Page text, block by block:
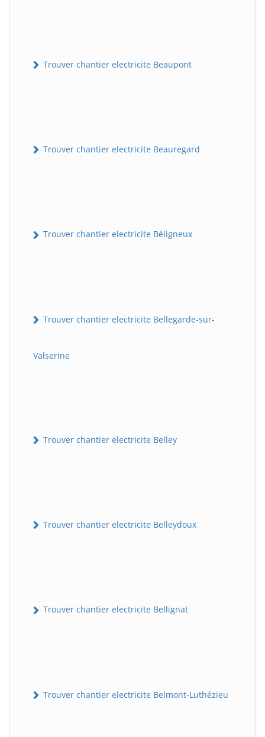
Trouver chantier electricite Beaupont
Trouver chantier electricite Beauregard
Trouver chantier electricite Béligneux
Trouver chantier electricite Bellegarde-sur-
Valserine
Trouver chantier electricite Belley
Trouver chantier electricite Belleydoux
Trouver chantier electricite Bellignat
Trouver chantier electricite Belmont-Luthézieu